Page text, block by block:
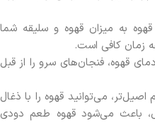
به میزان قهوه و سلیقه شما
قهوه، فنجان‌های سرو را از قبل
می‌توانید قهوه را با ذغال
باعث می‌شود قهوه طعم دودی